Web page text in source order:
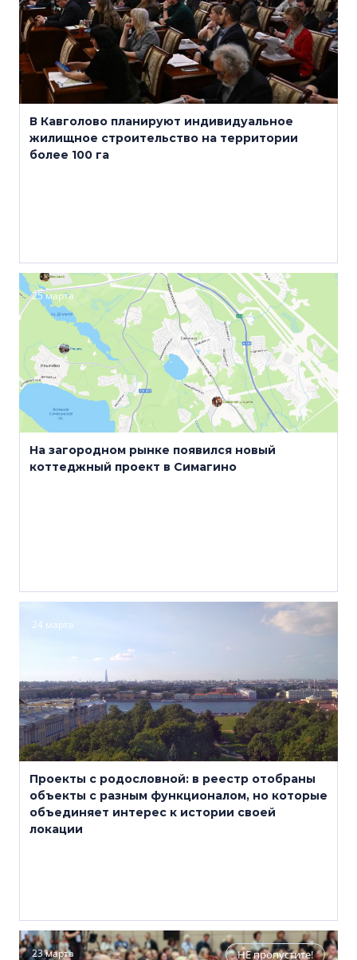
В Кавголово планируют индивидуальное
жилищное строительство на территории
более 100 га
25 марта
На загородном рынке появился новый
коттеджный проект в Симагино
24 марта
Проекты с родословной: в реестр отобраны
объекты с разным функционалом, но которые
объединяет интерес к истории своей
локации
23 марта НЕ пропустите!